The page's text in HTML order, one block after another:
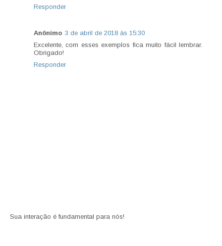
Responder
Anônimo 3 de abril de 2018 às 15:30
Excelente, com esses exemplos fica muito fácil lembrar.
Obrigado!
Responder
Sua interação é fundamental para nós!